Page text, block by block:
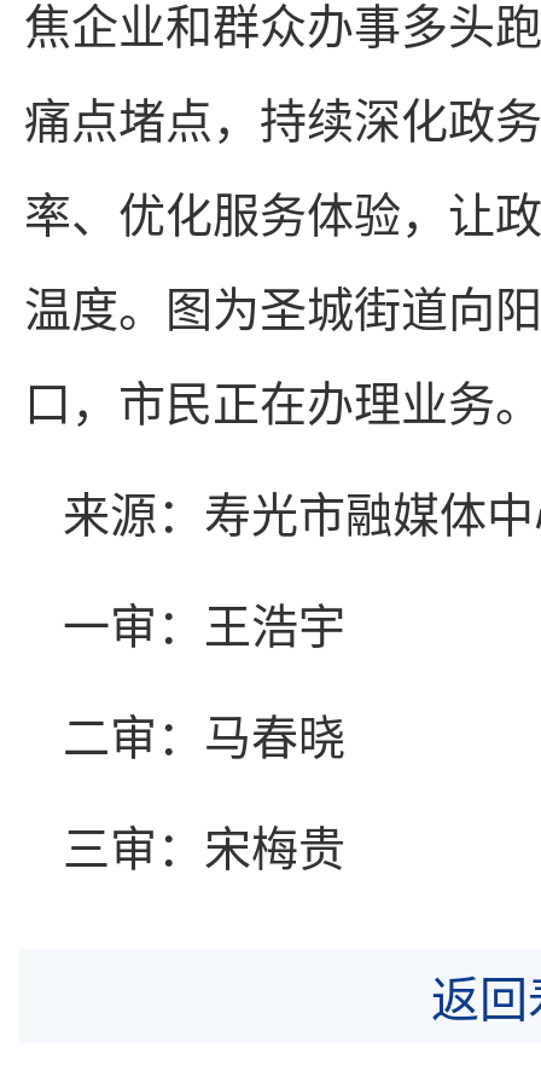
焦企业和群众办事多头
痛点堵点，持续深化政
率、优化服务体验，让
温度。图为圣城街道向
口，市民正在办理业务。
来源：寿光市融媒体
一审：王浩宇
二审：马春晓
三审：宋梅贵
返回